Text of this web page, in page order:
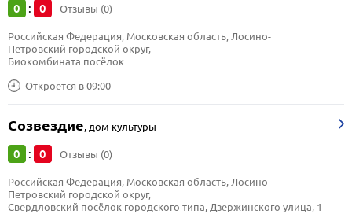
0 : 0 Отзывы (0)
Откроется в 09:00
Российская Федерация, Московская область, Лосино-
Петровский городской округ,
Биокомбината посёлок
Созвездие, дом культуры
0 : 0 Отзывы (0)
Российская Федерация, Московская область, Лосино-
Петровский городской округ,
Свердловский посёлок городского типа, Дзержинского улица, 1